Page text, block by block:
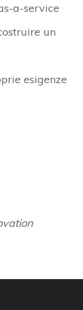
a-service
un
esigenze